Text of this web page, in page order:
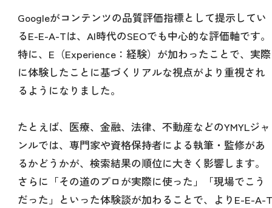
Googleがコンテンツの品質評価指標として提示してい
るE-E-A-Tは、AI時代のSEOでも中心的な評価軸です。
特に、E（Experience：経験）が加わったことで、実際
に体験したことに基づくリアルな視点がより重視され
るようになりました。
たとえば、医療、金融、法律、不動産などのYMYLジャ
ンルでは、専門家や資格保持者による執筆・監修があ
るかどうかが、検索結果の順位に大きく影響します。
さらに「その道のプロが実際に使った」「現場でこう
だった」といった体験談が加わることで、よりE-E-A-T